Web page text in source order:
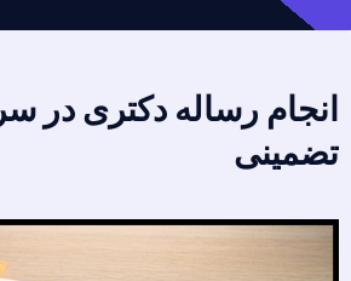
انجام رساله دکتری
تضمینی